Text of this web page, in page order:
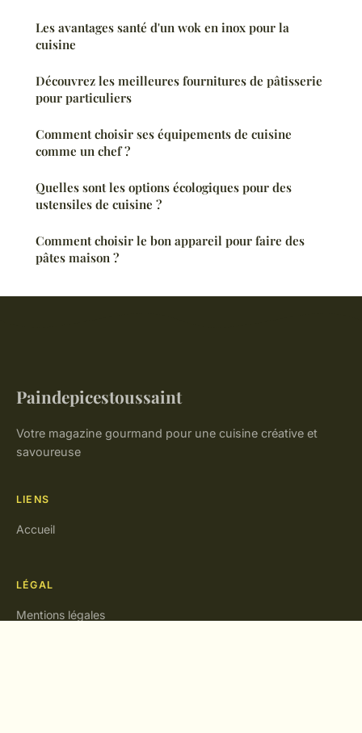
Les avantages santé d'un wok en inox pour la
cuisine
Découvrez les meilleures fournitures de pâtisserie
pour particuliers
Comment choisir ses équipements de cuisine
comme un chef ?
Quelles sont les options écologiques pour des
ustensiles de cuisine ?
Comment choisir le bon appareil pour faire des
pâtes maison ?
Paindepicestoussaint
Votre magazine gourmand pour une cuisine créative et
savoureuse
LIENS
Accueil
LÉGAL
Mentions légales